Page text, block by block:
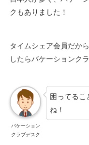
クもありました！
タイムシェア会員だか
したらバケーションク
バケーション
クラブデスク
困ってるこ
ね！